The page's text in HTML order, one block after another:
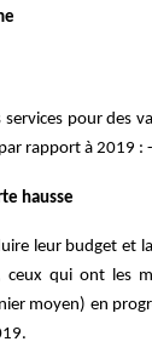
pour des
rapport à 2019 :
hausse
leur budget et
ceux qui ont les
moyen) en